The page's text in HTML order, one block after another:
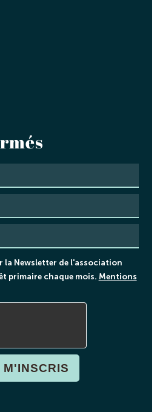
la Newsletter de l'association
primaire chaque mois. Mentions
M'INSCRIS